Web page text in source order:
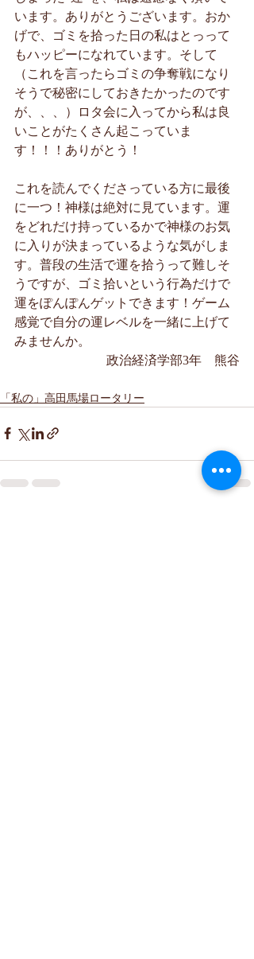
います。ありがとうございます。おか
げで、ゴミを拾った日の私はとっって
もハッピーになれています。そして
（これを言ったらゴミの争奪戦になり
そうで秘密にしておきたかったのです
が、、、）ロタ会に入ってから私は良
いことがたくさん起こっていま
す！！！ありがとう！
これを読んでくださっている方に最後
に一つ！神様は絶対に見ています。運
をどれだけ持っているかで神様のお気
に入りが決まっているような気がしま
す。普段の生活で運を拾うって難しそ
うですが、ゴミ拾いという行為だけで
運をぽんぽんゲットできます！ゲーム
感覚で自分の運レベルを一緒に上げて
みませんか。
政治経済学部3年　熊谷
「私の」高田馬場ロータリー